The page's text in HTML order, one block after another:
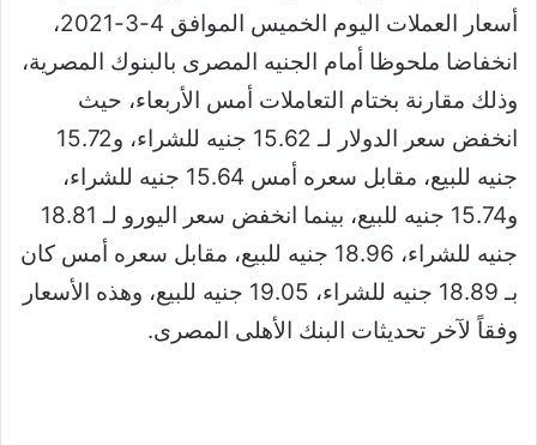
أسعار العملات اليوم الخميس الموافق 4-3-2021،
انخفاضا ملحوظا أمام الجنيه المصرى بالبنوك المصرية،
وذلك مقارنة بختام التعاملات أمس الأربعاء، حيث
انخفض سعر الدولار لـ 15.62 جنيه للشراء، و15.72
جنيه للبيع، مقابل سعره أمس 15.64 جنيه للشراء،
و15.74 جنيه للبيع، بينما انخفض سعر اليورو لـ 18.81
جنيه للشراء، 18.96 جنيه للبيع، مقابل سعره أمس كان
بـ 18.89 جنيه للشراء، 19.05 جنيه للبيع، وهذه الأسعار
وفقاً لآخر تحديثات البنك الأهلى المصرى.